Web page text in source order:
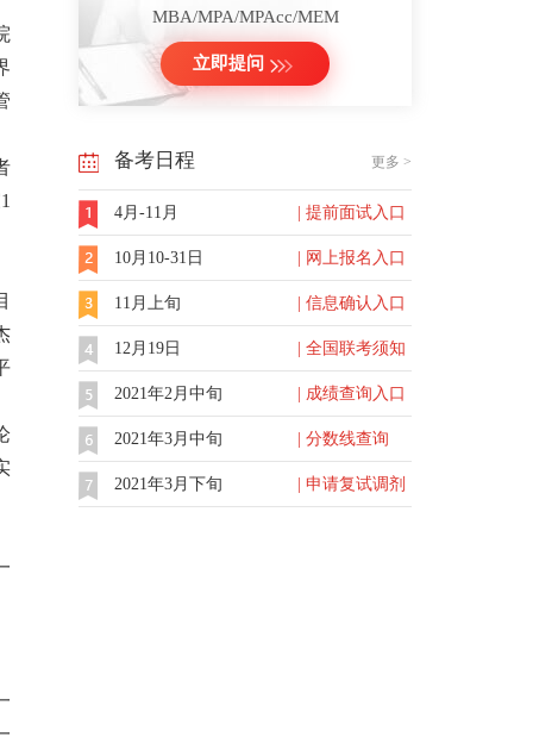
MBA/MPA/MPAcc/MEM
立即提问
备考日程 更多 >
4月-11月 | 提前面试入口
10月10-31日 | 网上报名入口
11月上旬 | 信息确认入口
12月19日 | 全国联考须知
2021年2月中旬 | 成绩查询入口
2021年3月中旬 | 分数线查询
2021年3月下旬 | 申请复试调剂